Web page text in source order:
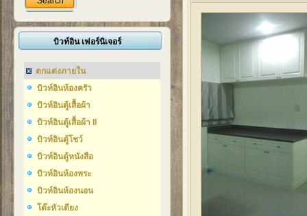
บิวท์อิน เฟอร์นิเจอร์
ตกแต่งภายใน
บิวท์อินห้องครัว
บิวท์อินตู้เสื้อผ้า
บิวท์อินตู้เสื้อผ้า II
บิวท์อินตู้โชว์
บิวท์อินตู้หนังสือ
บิวท์อินห้องพระ
บิวท์อินห้องนอน
โต๊ะหัวเตียง